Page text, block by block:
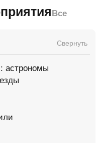
Все
Свернуть
астрономы